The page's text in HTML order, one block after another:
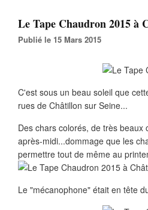
Le Tape Chaudron 2015 à
Publié le 15 Mars 2015
C'est sous un beau soleil que
rues de Châtillon sur Seine...
Des chars colorés, de très
après-midi...dommage que les
permettre tout de même au
Le "mécanophone" était en tête